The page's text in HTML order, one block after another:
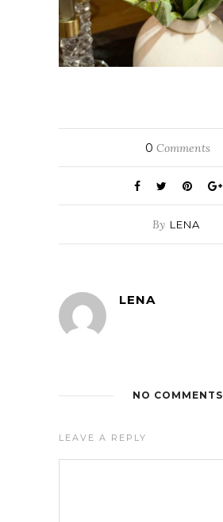
0 Comments
By LENA
LENA
NO COMMENTS
LEAVE A REPLY